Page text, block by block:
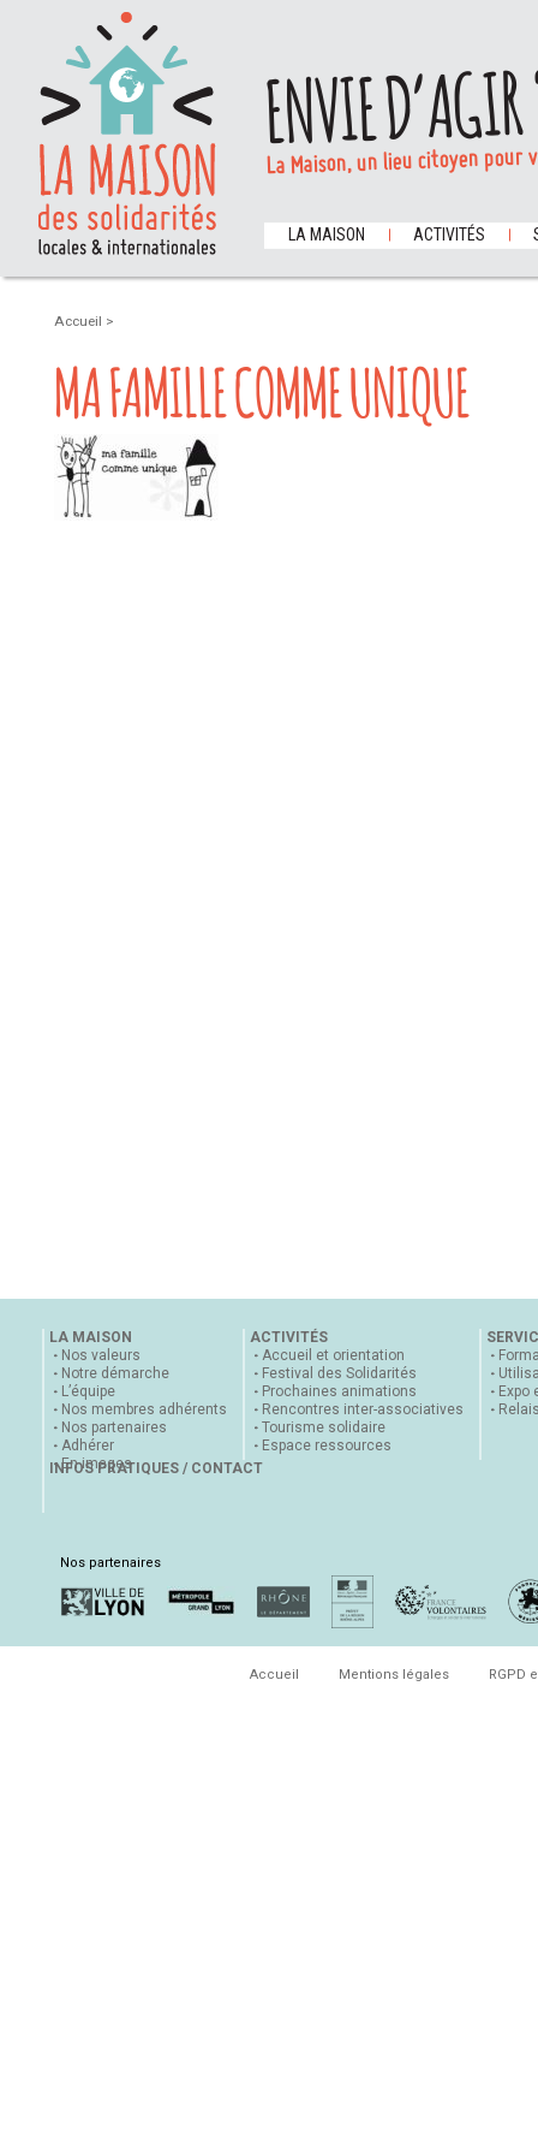
ENVIE
La Maison, un lieu citoyen
LA MAISON ACTIVITÉS
Accueil >
MA FAMILLE COMME UNIQUE
LA MAISON
Nos valeurs
Notre démarche
L’équipe
Nos membres adhérents
Nos partenaires
Adhérer
En images
ACTIVITÉS
Accueil et orientation
Festival des Solidarités
Prochaines animations
Rencontres inter-associatives
Tourisme solidaire
Espace ressources
Expo
INFOS PRATIQUES / CONTACT
Nos partenaires
Accueil Mentions légales RGPD